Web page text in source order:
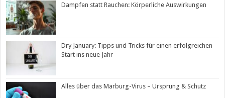
Dampfen statt Rauchen: Körperliche Auswirkungen
Dry January: Tipps und Tricks für einen erfolgreichen
Start ins neue Jahr
Alles über das Marburg-Virus – Ursprung & Schutz